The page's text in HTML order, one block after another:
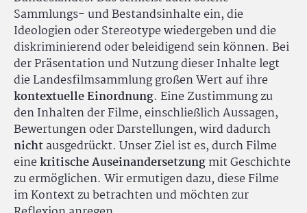
Sammlungs- und Bestandsinhalte ein, die
Ideologien oder Stereotype wiedergeben und die
diskriminierend oder beleidigend sein können. Bei
der Präsentation und Nutzung dieser Inhalte legt
die Landesfilmsammlung großen Wert auf ihre
kontextuelle Einordnung. Eine Zustimmung zu
den Inhalten der Filme, einschließlich Aussagen,
Bewertungen oder Darstellungen, wird dadurch
nichtausgedrückt. Unser Ziel ist es, durch Filme
einekritische Auseinandersetzungmit Geschichte
zu ermöglichen. Wir ermutigen dazu, diese Filme
im Kontext zu betrachten und möchten zur